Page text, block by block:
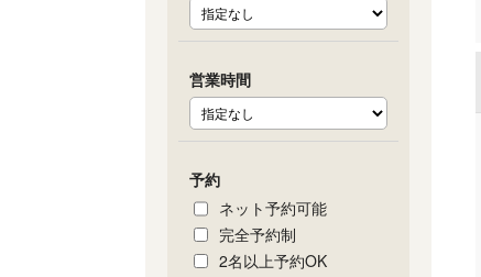
営業時間
予約
ネット予約可能
完全予約制
2名以上予約OK